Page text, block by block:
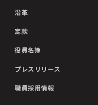
沿革
定款
役員名簿
プレスリリース
職員採用情報